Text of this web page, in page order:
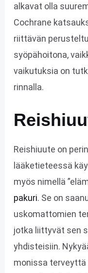
alkavat olla
Cochrane
riittävän
syöpähoitona,
vaikutuksia on
rinnalla.
Reishiuute on
lääketieteessä
myös nimellä
pakuri. Se on
uskomattomien
jotka liittyvät sen
yhdisteisiin.
monissa